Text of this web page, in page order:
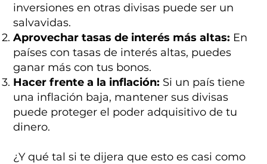
inversiones en otras divisas puede ser un
salvavidas.
Aprovechar tasas de interés más altas: En
países con tasas de interés altas, puedes
ganar más con tus bonos.
Hacer frente a la inflación: Si un país tiene
una inflación baja, mantener sus divisas
puede proteger el poder adquisitivo de tu
dinero.
¿Y qué tal si te dijera que esto es casi como